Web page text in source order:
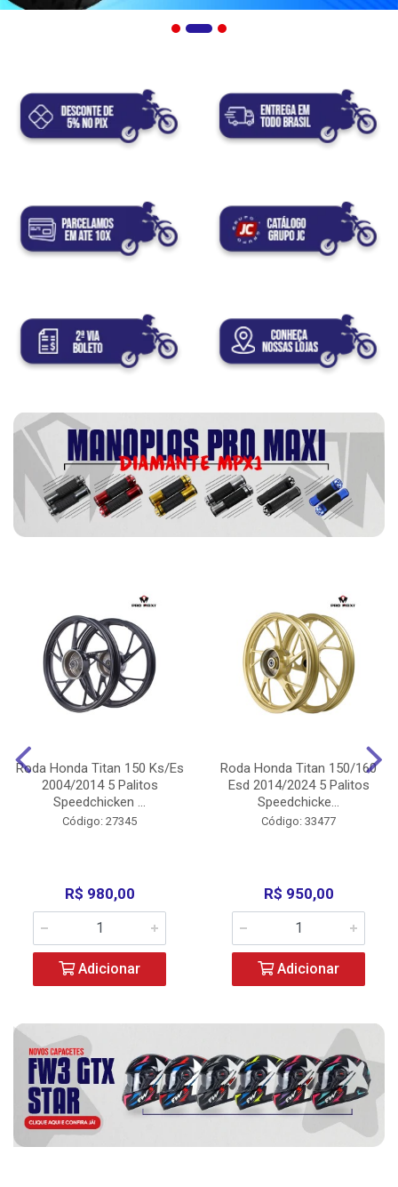
Roda Honda Titan 150 Ks/Es
2004/2014 5 Palitos
Speedchicken ...
Código: 27345
R$ 980,00
Adicionar
Roda Honda Titan 150/160
Esd 2014/2024 5 Palitos
Speedchicke...
Código: 33477
R$ 950,00
Adicionar